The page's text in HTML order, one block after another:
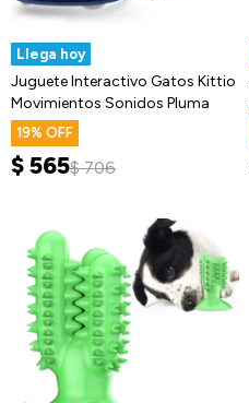
Llega hoy
Juguete Interactivo Gatos Kittio
Movimientos Sonidos Pluma
19
$565$ 706